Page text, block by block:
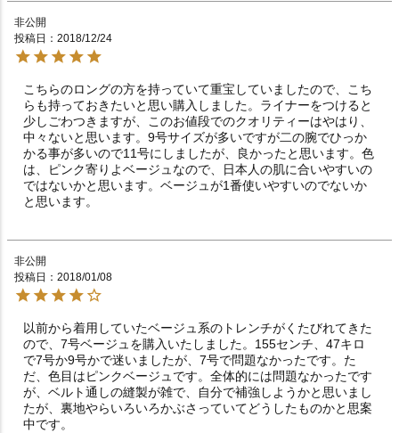
非公開
投稿日
2018/12/24
こちらのロングの方を持っていて重宝していましたので、こち
らも持っておきたいと思い購入しました。ライナーをつけると
少しごわつきますが、このお値段でのクオリティーはやはり、
中々ないと思います。9号サイズが多いですが二の腕でひっか
かる事が多いので11号にしましたが、良かったと思います。色
は、ピンク寄りよベージュなので、日本人の肌に合いやすいの
ではないかと思います。ベージュが1番使いやすいのでないか
と思います。
非公開
投稿日
2018/01/08
以前から着用していたベージュ系のトレンチがくたびれてきた
ので、7号ベージュを購入いたしました。155センチ、47キロ
で7号か9号かで迷いましたが、7号で問題なかったです。た
だ、色目はピンクベージュです。全体的には問題なかったです
が、ベルト通しの縫製が雑で、自分で補強しようかと思いまし
たが、裏地やらいろいろかぶさっていてどうしたものかと思案
中です。